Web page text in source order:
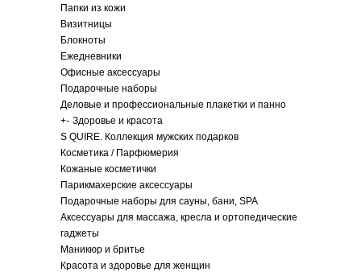
Папки из кожи
Визитницы
Блокноты
Ежедневники
Офисные аксессуары
Подарочные наборы
Деловые и профессиональные плакетки и панно
+- Здоровье и красота
S QUIRE. Коллекция мужских подарков
Косметика / Парфюмерия
Кожаные косметички
Парикмахерские аксессуары
Подарочные наборы для сауны, бани, SPA
Аксессуары для массажа, кресла и ортопедические
гаджеты
Маникюр и бритье
Красота и здоровье для женщин